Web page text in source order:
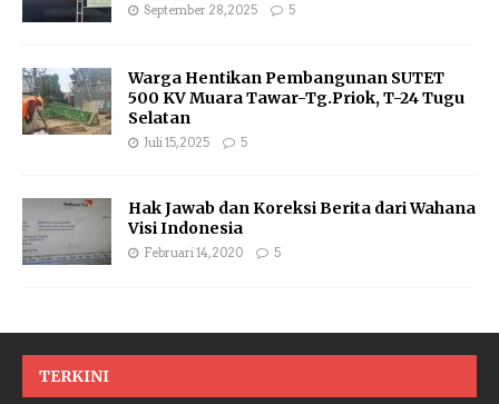
September 28, 2025 5
Warga Hentikan Pembangunan SUTET
500 KV Muara Tawar-Tg.Priok, T-24 Tugu
Selatan
Juli 15, 2025 5
Hak Jawab dan Koreksi Berita dari Wahana
Visi Indonesia
Februari 14, 2020 5
TERKINI